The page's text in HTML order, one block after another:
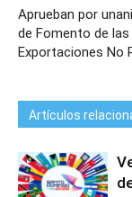
Aprueban por
de Fomento de las
Exportaciones No
Artículos